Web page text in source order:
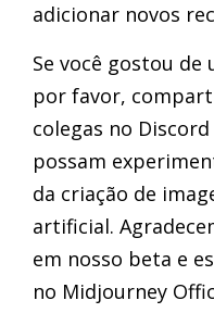
adicionar novos
Se você gostou de
por favor,
colegas no
possam
da criação de
artificial.
em nosso beta e
no Midjourney